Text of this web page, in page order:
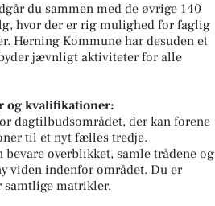
du sammen med de øvrige 140
hvor der er rig mulighed for faglig
Herning Kommune har desuden et
jævnligt aktiviteter for alle
og kvalifikationer:
dagtilbudsområdet, der kan forene
til et nyt fælles tredje.
overblikket, samle trådene og
viden indenfor området. Du er
matrikler.